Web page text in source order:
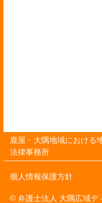
鹿屋・大隅地域における
法律事務所
個人情報保護方針
© 弁護士法人 大隅広域デ